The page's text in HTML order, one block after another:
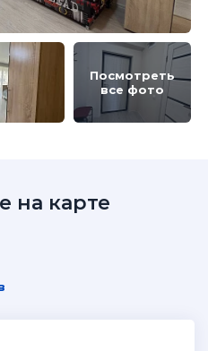
Посмотреть
все фото
на карте